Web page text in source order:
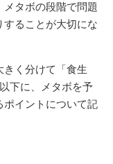
タボの段階で問題
することが大切にな
きく分けて「食生
下に、メタボを予
ポイントについて記